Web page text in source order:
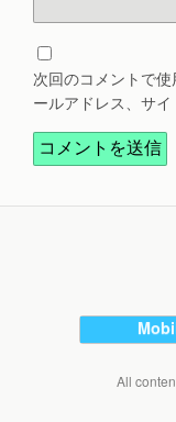
次回のコメントで
ールアドレス、サイ
All